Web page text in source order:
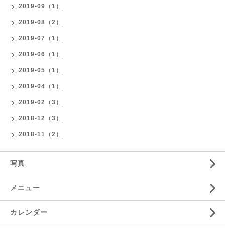
2019-09（1）
2019-08（2）
2019-07（1）
2019-06（1）
2019-05（1）
2019-04（1）
2019-02（3）
2018-12（3）
2018-11（2）
写真
メニュー
カレンダー